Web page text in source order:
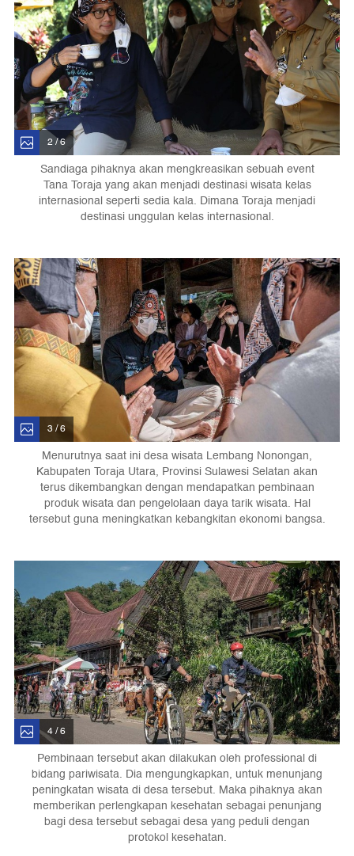
2 / 6
Sandiaga pihaknya akan mengkreasikan sebuah event
Tana Toraja yang akan menjadi destinasi wisata kelas
internasional seperti sedia kala. Dimana Toraja menjadi
destinasi unggulan kelas internasional.
3 / 6
Menurutnya saat ini desa wisata Lembang Nonongan,
Kabupaten Toraja Utara, Provinsi Sulawesi Selatan akan
terus dikembangkan dengan mendapatkan pembinaan
produk wisata dan pengelolaan daya tarik wisata. Hal
tersebut guna meningkatkan kebangkitan ekonomi bangsa.
4 / 6
Pembinaan tersebut akan dilakukan oleh professional di
bidang pariwisata. Dia mengungkapkan, untuk menunjang
peningkatan wisata di desa tersebut. Maka pihaknya akan
memberikan perlengkapan kesehatan sebagai penunjang
bagi desa tersebut sebagai desa yang peduli dengan
protokol kesehatan.